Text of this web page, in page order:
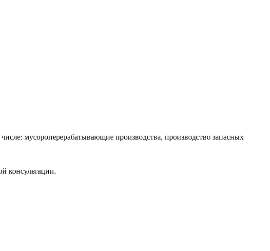
мусороперерабатывающие производства, производство запасных
консультации.